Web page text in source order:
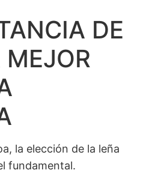
DE
MEJOR
la elección de la leña
fundamental.